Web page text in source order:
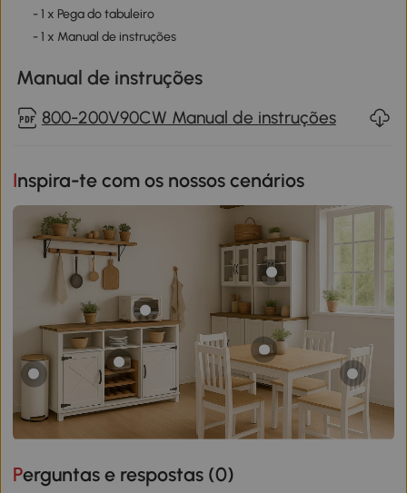
- 1 x Pega do tabuleiro
- 1 x Manual de instruções
Manual de instruções
800-200V90CW Manual de instruções
Inspira-te com os nossos cenários
Perguntas e respostas (0)